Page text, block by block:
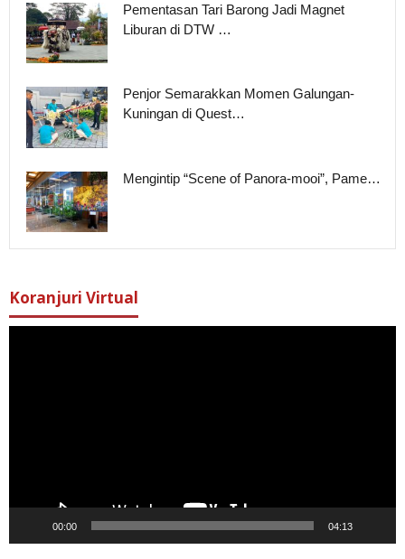
Pementasan Tari Barong Jadi Magnet
Liburan di DTW …
Penjor Semarakkan Momen Galungan-
Kuningan di Quest…
Mengintip “Scene of Panora-mooi”, Pame…
Koranjuri Virtual
00:00 04:13